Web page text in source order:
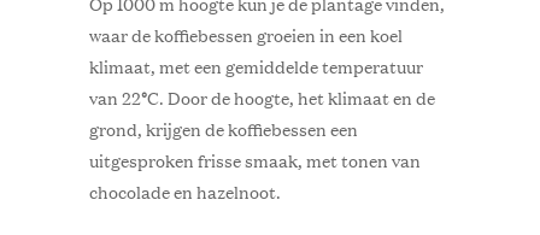
waar de koffiebessen groeien in een koel
klimaat, met een gemiddelde temperatuur
van 22°C. Door de hoogte, het klimaat en de
grond, krijgen de koffiebessen een
uitgesproken frisse smaak, met tonen van
chocolade en hazelnoot.